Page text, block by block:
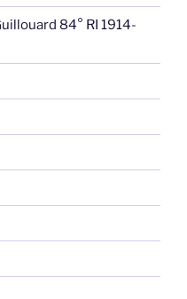
84° RI 1914-